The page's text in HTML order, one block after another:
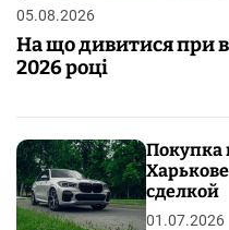
05.08.2026
На що дивитися при
2026 році
Покупка
сделкой
01.07.2026